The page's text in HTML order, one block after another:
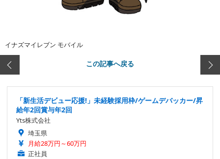
イナズマイレブン モバイル
この記事へ戻る
「新生活デビュー応援!」未経験採用枠/ゲームデバッカー/昇
給年2回賞与年2回
Yts株式会社
埼玉県
月給28万円～60万円
正社員